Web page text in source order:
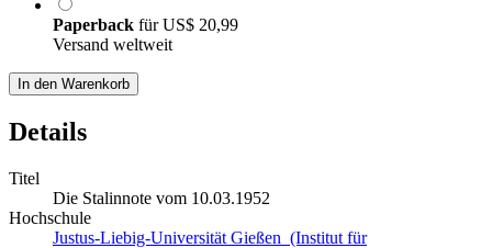
Paperback fürUS$ 20,99
Versand weltweit
In den Warenkorb
Details
Titel
Die Stalinnote vom 10.03.1952
Hochschule
Justus-Liebig-Universität Gießen (Institut für